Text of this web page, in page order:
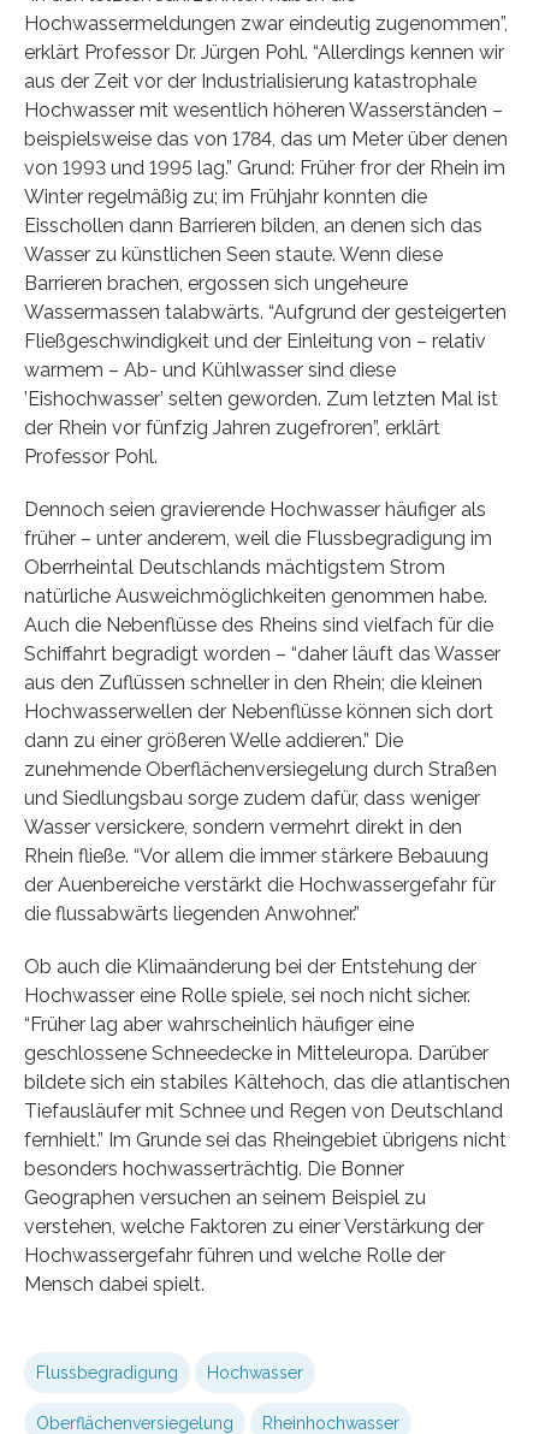
Hochwassermeldungen zwar eindeutig zugenommen”,
erklärt Professor Dr. Jürgen Pohl. “Allerdings kennen wir
aus der Zeit vor der Industrialisierung katastrophale
Hochwasser mit wesentlich höheren Wasserständen –
beispielsweise das von 1784, das um Meter über denen
von 1993 und 1995 lag.” Grund: Früher fror der Rhein im
Winter regelmäßig zu; im Frühjahr konnten die
Eisschollen dann Barrieren bilden, an denen sich das
Wasser zu künstlichen Seen staute. Wenn diese
Barrieren brachen, ergossen sich ungeheure
Wassermassen talabwärts. “Aufgrund der gesteigerten
Fließgeschwindigkeit und der Einleitung von – relativ
warmem – Ab- und Kühlwasser sind diese
’Eishochwasser’ selten geworden. Zum letzten Mal ist
der Rhein vor fünfzig Jahren zugefroren”, erklärt
Professor Pohl.
Dennoch seien gravierende Hochwasser häufiger als
früher – unter anderem, weil die Flussbegradigung im
Oberrheintal Deutschlands mächtigstem Strom
natürliche Ausweichmöglichkeiten genommen habe.
Auch die Nebenflüsse des Rheins sind vielfach für die
Schiffahrt begradigt worden – “daher läuft das Wasser
aus den Zuflüssen schneller in den Rhein; die kleinen
Hochwasserwellen der Nebenflüsse können sich dort
dann zu einer größeren Welle addieren.” Die
zunehmende Oberflächenversiegelung durch Straßen
und Siedlungsbau sorge zudem dafür, dass weniger
Wasser versickere, sondern vermehrt direkt in den
Rhein fließe. “Vor allem die immer stärkere Bebauung
der Auenbereiche verstärkt die Hochwassergefahr für
die flussabwärts liegenden Anwohner.”
Ob auch die Klimaänderung bei der Entstehung der
Hochwasser eine Rolle spiele, sei noch nicht sicher.
“Früher lag aber wahrscheinlich häufiger eine
geschlossene Schneedecke in Mitteleuropa. Darüber
bildete sich ein stabiles Kältehoch, das die atlantischen
Tiefausläufer mit Schnee und Regen von Deutschland
fernhielt.” Im Grunde sei das Rheingebiet übrigens nicht
besonders hochwasserträchtig. Die Bonner
Geographen versuchen an seinem Beispiel zu
verstehen, welche Faktoren zu einer Verstärkung der
Hochwassergefahr führen und welche Rolle der
Mensch dabei spielt.
Flussbegradigung Hochwasser
Oberflächenversiegelung Rheinhochwasser